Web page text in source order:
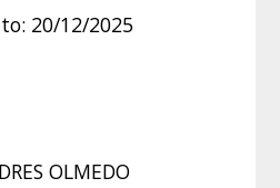
20/12/2025
OLMEDO